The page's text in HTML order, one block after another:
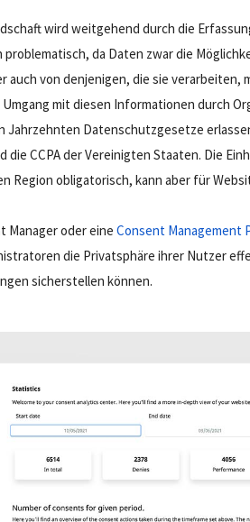
wird weitgehend durch die
da Daten zwar die
auch von denjenigen, die sie
mit diesen Informationen durch
Jahrzehnten Datenschutzgesetze
die CCPA der Vereinigten Staaten. Die
Region obligatorisch, kann aber für
Manager oder eineConsent Management
die Privatsphäre ihrer Nutzer
sicherstellen können.